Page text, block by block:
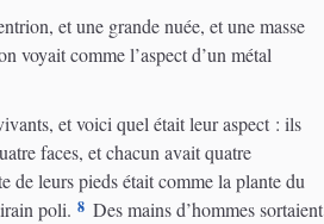
et une grande nuée, et une masse
voyait comme l’aspect d’un métal
et voici quel était leur aspect : ils
faces, et chacun avait quatre
de leurs pieds était comme la plante du
poli. 8 Des mains d’hommes sortaient